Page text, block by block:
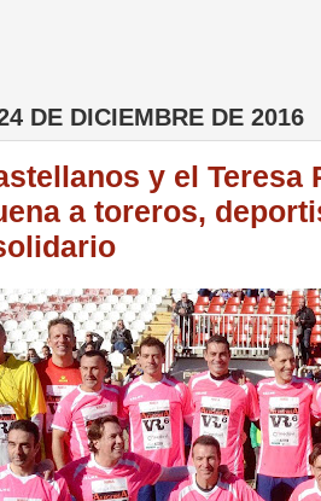
DE DICIEMBRE DE 2016
y el Teresa
a toreros,